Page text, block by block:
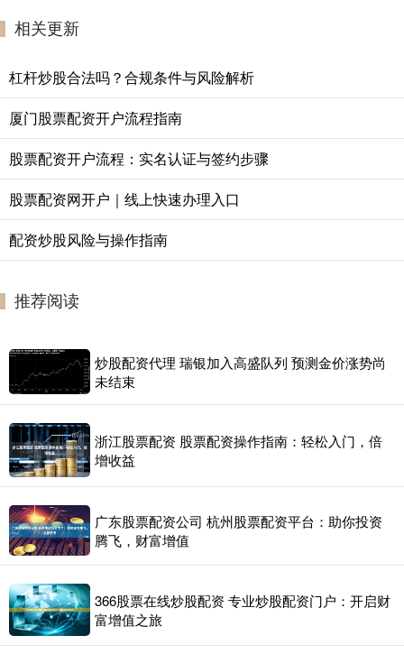
相关更新
杠杆炒股合法吗？合规条件与风险解析
厦门股票配资开户流程指南
股票配资开户流程：实名认证与签约步骤
股票配资网开户｜线上快速办理入口
配资炒股风险与操作指南
推荐阅读
炒股配资代理 瑞银加入高盛队列 预测金价涨势尚
未结束
浙江股票配资 股票配资操作指南：轻松入门，倍
增收益
广东股票配资公司 杭州股票配资平台：助你投资
腾飞，财富增值
366股票在线炒股配资 专业炒股配资门户：开启财
富增值之旅